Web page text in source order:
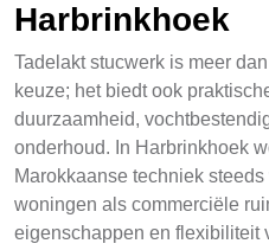
Harbrinkhoek
Tadelakt stucwerk is meer
keuze; het biedt ook
duurzaamheid,
onderhoud. In Harbrinkhoek
Marokkaanse techniek
woningen als commerciële
eigenschappen en flexibiliteit